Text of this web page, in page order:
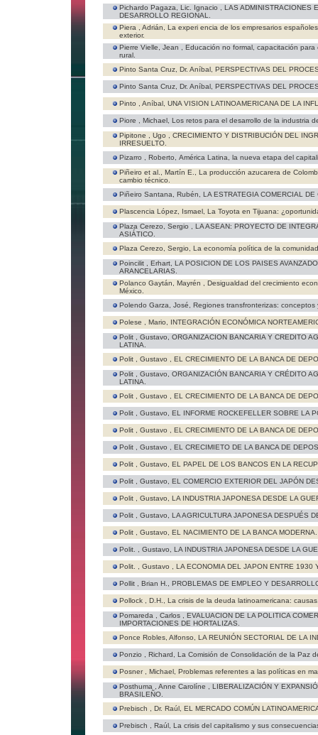
Pichardo Pagaza, Lic. Ignacio , LAS ADMINISTRACIONES
DESARROLLO REGIONAL.
Piera , Adrián, La experi encia de los empresarios
exterior.
Pierre Vielle, Jean , Educación no formal, capacitación
rural.
Pinto Santa Cruz, Dr. Aníbal, PERSPECTIVAS DEL
Pinto Santa Cruz, Dr. Aníbal, PERSPECTIVAS DEL
Pinto , Aníbal, UNA VISION LATINOAMERICANA DE LA
Piore , Michael, Los retos para el desarrollo de la industria
Pipitone , Ugo , CRECIMIENTO Y DISTRIBUCIÓN DEL
IRRESUELTO.
Pizarro , Roberto, América Latina, la nueva etapa del
Piñeiro et al., Martín E., La producción azucarera de
cambio técnico.
Piñeiro Santana, Rubén, LA ESTRATEGIA COMERCIAL
Plascencia López, Ismael, La Toyota en Tijuana:
Plaza Cerezo, Sergio , LA ASEAN: PROYECTO DE
ASIÁTICO.
Plaza Cerezo, Sergio, La economía política de la
Poincilit , Erhart, LA POSICION DE LOS PAISES
ARANCELARIAS.
Polanco Gaytán, Mayrén , Desigualdad del crecimiento
México.
Polendo Garza, José, Regiones transfronterizas:
Polese , Mario, INTEGRACIÓN ECONÓMICA
Polit , Gustavo, ORGANIZACION BANCARIA Y CREDITO
LATINA.
Polit , Gustavo , EL CRECIMIENTO DE LA BANCA DE
Polit , Gustavo, ORGANIZACIÓN BANCARIA Y CRÉDITO
LATINA.
Polit , Gustavo , EL CRECIMIENTO DE LA BANCA DE
Polit , Gustavo, EL INFORME ROCKEFELLER SOBRE LA
Polit , Gustavo , EL CRECIMIENTO DE LA BANCA DE
Polit , Gustavo , EL CRECIMIETO DE LA BANCA DE
Polit , Gustavo, EL PAPEL DE LOS BANCOS EN LA
Polit , Gustavo, EL COMERCIO EXTERIOR DEL JAPÓN
Polit , Gustavo, LA INDUSTRIA JAPONESA DESDE LA
Polit , Gustavo, LA AGRICULTURA JAPONESA DESPUÉS
Polit , Gustavo, EL NACIMIENTO DE LA BANCA MODERNA.
Polit. , Gustavo, LA INDUSTRIA JAPONESA DESDE LA
Polit. , Gustavo , LA ECONOMIA DEL JAPON ENTRE 1930
Pollit , Brian H., PROBLEMAS DE EMPLEO Y
Pollock , D.H., La crisis de la deuda latinoamericana:
Pomareda , Carlos , EVALUACION DE LA POLITICA
IMPORTACIONES DE HORTALIZAS.
Ponce Robles, Alfonso, LA REUNIÓN SECTORIAL DE LA
Ponzio , Richard, La Comisión de Consolidación de la Paz
Posner , Michael, Problemas referentes a las políticas en
Posthuma , Anne Carolíne , LIBERALIZACIÓN Y
BRASILEÑO.
Prebisch , Dr. Raúl, EL MERCADO COMÚN
Prebisch , Raúl, La crisis del capitalismo y sus